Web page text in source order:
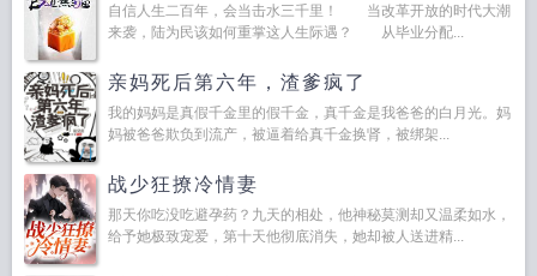
自信人生二百年，会当击水三千里！ 当改革开放的时代大潮
来袭，陆为民该如何重掌这人生际遇？ 从毕业分配...
亲妈死后第六年，渣爹疯了
我的妈妈是真假千金里的假千金，真千金是我爸爸的白月光。妈
妈被爸爸欺负到流产，被逼着给真千金换肾，被绑架...
战少狂撩冷情妻
那天你吃没吃避孕药？九天的相处，他神秘莫测却又温柔如水，
给予她极致宠爱，第十天他彻底消失，她却被人送进精...